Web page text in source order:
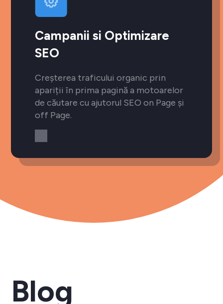
Campanii si Optimizare
SEO
Creșterea traficului organic prin
apariții în prima pagină a motoarelor
de căutare cu ajutorul SEO on Page și
off Page.
Blog